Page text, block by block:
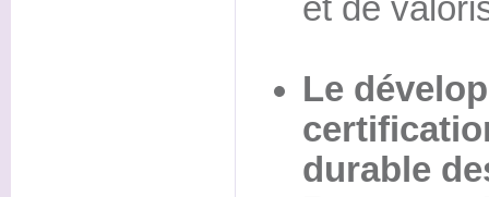
et de
Le
durable